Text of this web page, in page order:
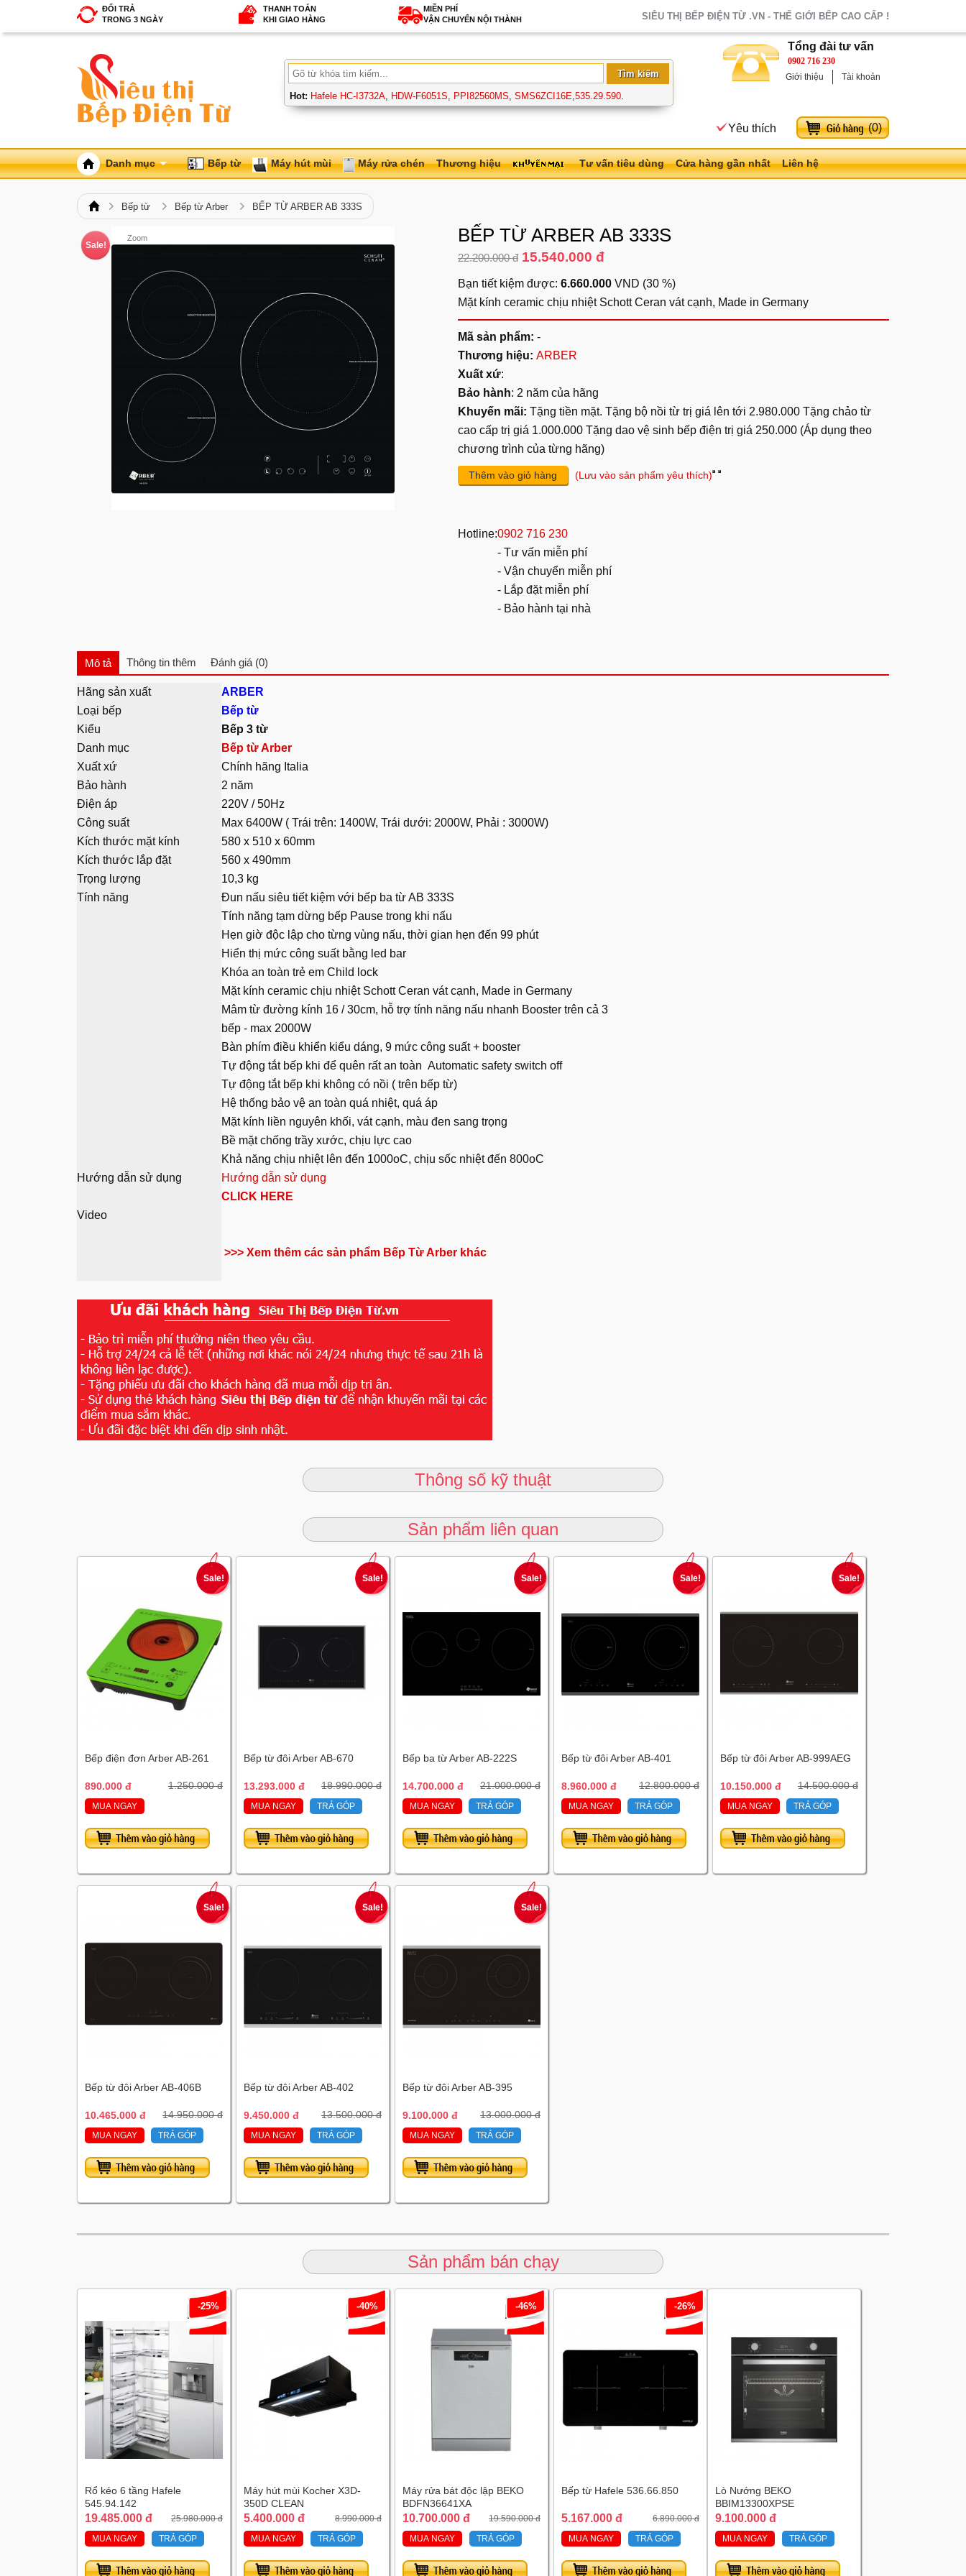
ĐỔI TRẢ
TRONG 3 NGÀY
THANH TOÁN
KHI GIAO HÀNG
MIỄN PHÍ
VẬN CHUYỂN NỘI THÀNH
SIÊU THỊ BẾP ĐIỆN TỪ .VN - THẾ GIỚI BẾP CAO CẤP !
Hot: Hafele HC-I3732A, HDW-F6051S, PPI82560MS, SMS6ZCI16E,535.29.590.
Tổng đài tư vấn
0902 716 230
Giới thiệu
Tài khoản
Yêu thích (0)
Danh mục Bếp từ Máy hút mùi Máy rửa chén Thương hiệu Tư vấn tiêu dùng Cửa hàng gần nhất Liên hệ
Bếp từ Bếp từ Arber BẾP TỪ ARBER AB 333S
Sale!
Zoom BẾP TỪ ARBER AB 333S
22.200.000 đ 15.540.000 đ
Bạn tiết kiệm được: 6.660.000 VND (30 %)
Mặt kính ceramic chịu nhiệt Schott Ceran vát cạnh, Made in Germany
Mã sản phẩm: -
Thương hiệu: ARBER
Xuất xứ:
Bảo hành: 2 năm của hãng
Khuyến mãi: Tặng tiền mặt. Tặng bộ nồi từ trị giá lên tới 2.980.000 Tặng chảo từ
cao cấp trị giá 1.000.000 Tặng dao vệ sinh bếp điện trị giá 250.000 (Áp dụng theo
chương trình của từng hãng)
Thêm vào giỏ hàng (Lưu vào sản phẩm yêu thích)
Hotline:0902 716 230
- Tư vấn miễn phí
- Vận chuyển miễn phí
- Lắp đặt miễn phí
- Bảo hành tại nhà
Mô tả Thông tin thêm Đánh giá (0)
Hãng sản xuất
ARBER
Loại bếp
Bếp từ
Kiểu
Bếp 3 từ
Danh mục
Bếp từ Arber
Xuất xứ
Chính hãng Italia
Bảo hành
2 năm
Điện áp
220V / 50Hz
Công suất
Max 6400W ( Trái trên: 1400W, Trái dưới: 2000W, Phải : 3000W)
Kích thước mặt kính
580 x 510 x 60mm
Kích thước lắp đặt
560 x 490mm
Trọng lượng
10,3 kg
Tính năng
Đun nấu siêu tiết kiệm với bếp ba từ AB 333S
Tính năng tạm dừng bếp Pause trong khi nấu
Hẹn giờ độc lập cho từng vùng nấu, thời gian hẹn đến 99 phút
Hiển thị mức công suất bằng led bar
Khóa an toàn trẻ em Child lock
Mặt kính ceramic chịu nhiệt Schott Ceran vát cạnh, Made in Germany
Mâm từ đường kính 16 / 30cm, hỗ trợ tính năng nấu nhanh Booster trên cả 3
bếp - max 2000W
Bàn phím điều khiển kiểu dáng, 9 mức công suất + booster
Tự động tắt bếp khi để quên rất an toàn Automatic safety switch off
Tự động tắt bếp khi không có nồi ( trên bếp từ)
Hệ thống bảo vệ an toàn quá nhiệt, quá áp
Mặt kính liền nguyên khối, vát cạnh, màu đen sang trọng
Bề mặt chống trầy xước, chịu lực cao
Khả năng chịu nhiệt lên đến 1000oC, chịu sốc nhiệt đến 800oC
Hướng dẫn sử dụng
Hướng dẫn sử dụng
CLICK HERE
Video
>>> Xem thêm các sản phẩm Bếp Từ Arber khác
Thông số kỹ thuật
Sản phẩm liên quan
Sale!
Bếp điện đơn Arber AB-261
890.000 đ 1.250.000 đ
MUA NGAY
Sale!
Bếp từ đôi Arber AB-670
13.293.000 đ 18.990.000 đ
MUA NGAY TRẢ GÓP
Sale!
Bếp ba từ Arber AB-222S
14.700.000 đ 21.000.000 đ
MUA NGAY TRẢ GÓP
Sale!
Bếp từ đôi Arber AB-401
8.960.000 đ 12.800.000 đ
MUA NGAY TRẢ GÓP
Sale!
Bếp từ đôi Arber AB-999AEG
10.150.000 đ 14.500.000 đ
MUA NGAY TRẢ GÓP
Sale!
Bếp từ đôi Arber AB-406B
10.465.000 đ 14.950.000 đ
MUA NGAY TRẢ GÓP
Sale!
Bếp từ đôi Arber AB-402
9.450.000 đ 13.500.000 đ
MUA NGAY TRẢ GÓP
Sale!
Bếp từ đôi Arber AB-395
9.100.000 đ 13.000.000 đ
MUA NGAY TRẢ GÓP
Sản phẩm bán chạy
-25%
Rổ kéo 6 tầng Hafele
545.94.142
19.485.000 đ
25.980.000 đ
MUA NGAY
TRẢ GÓP
-40%
Máy hút mùi Kocher X3D-
350D CLEAN
5.400.000 đ
8.990.000 đ
MUA NGAY
TRẢ GÓP
-46%
Máy rửa bát độc lập BEKO
BDFN36641XA
10.700.000 đ
19.590.000 đ
MUA NGAY
TRẢ GÓP
-26%
Bếp từ Hafele 536.66.850
5.167.000 đ
6.890.000 đ
MUA NGAY
TRẢ GÓP
Lò Nướng BEKO
BBIM13300XPSE
9.100.000 đ
MUA NGAY TRẢ GÓP